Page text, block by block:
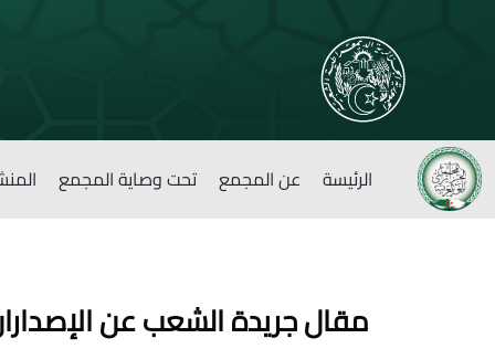
الرئيسة عن المجمع تحت وصاية المجمع
مقال جريدة الشعب عن